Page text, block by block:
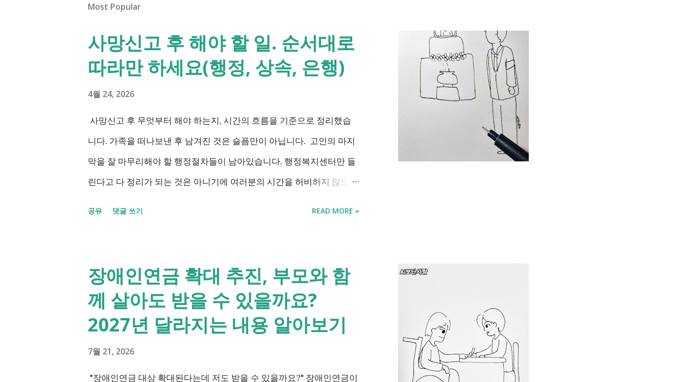
Most Popular
사망신고 후 해야 할 일. 순서대로
따라만 하세요(행정, 상속, 은행)
4월 24, 2026
사망신고 후 무엇부터 해야 하는지, 시간의 흐름을 기준으로 정리했습
니다. 가족을 떠나보낸 후 남겨진 것은 슬픔만이 아닙니다. 고인의 마지
막을 잘 마무리해야 할 행정절차들이 남아있습니다. 행정복지센터만 들
린다고 다 정리가 되는 것은 아니기에 여러분의 시간을 허비하지 않도록
보셨을 겁니다. 이 서비스는 여러 기관에 흩어진 정보를 조회해주는 서
비스일 뿐, 모든 절차를 대신 처리해주지는 않습니다. 행정복지센터에서
는 - 금융재산, 부동산, 세금, 연금 등 '조회' 신청할 수 있습니다. 나머지
는 직접 해야 합니다. - 상속포기 또는 한정승인 법원 - 상속세, 취득세 신
공유 댓글 쓰기 READ MORE »
장애인연금 확대 추진, 부모와 함
께 살아도 받을 수 있을까요?
2027년 달라지는 내용 알아보기
7월 21, 2026
"장애인연금 대상 확대된다는데 저도 받을 수 있을까요?" 장애인연금이